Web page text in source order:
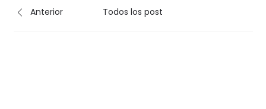
Anterior Todos los post